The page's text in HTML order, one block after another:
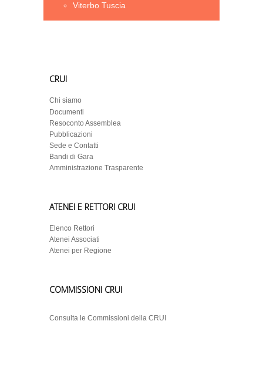
Viterbo Tuscia
CRUI
Chi siamo
Documenti
Resoconto Assemblea
Pubblicazioni
Sede e Contatti
Bandi di Gara
Amministrazione Trasparente
ATENEI E RETTORI CRUI
Elenco Rettori
Atenei Associati
Atenei per Regione
COMMISSIONI CRUI
Consulta le Commissioni della CRUI